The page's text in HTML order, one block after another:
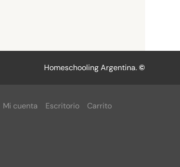
Homeschooling Argentina.©
Mi cuenta Escritorio
Carrito